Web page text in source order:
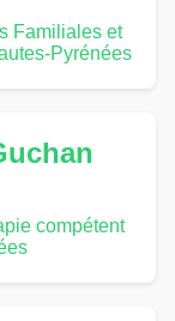
Familiales et
Pyrénées
compétent